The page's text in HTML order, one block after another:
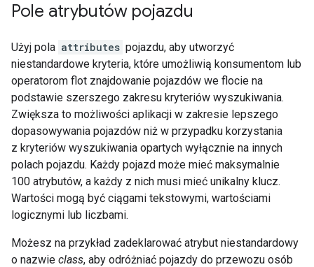
Pole atrybutów pojazdu
Użyj pola attributes pojazdu, aby utworzyć
niestandardowe kryteria, które umożliwią konsumentom lub
operatorom flot znajdowanie pojazdów we flocie na
podstawie szerszego zakresu kryteriów wyszukiwania.
Zwiększa to możliwości aplikacji w zakresie lepszego
dopasowywania pojazdów niż w przypadku korzystania
z kryteriów wyszukiwania opartych wyłącznie na innych
polach pojazdu. Każdy pojazd może mieć maksymalnie
100 atrybutów, a każdy z nich musi mieć unikalny klucz.
Wartości mogą być ciągami tekstowymi, wartościami
logicznymi lub liczbami.
Możesz na przykład zadeklarować atrybut niestandardowy
o nazwie class, aby odróżniać pojazdy do przewozu osób